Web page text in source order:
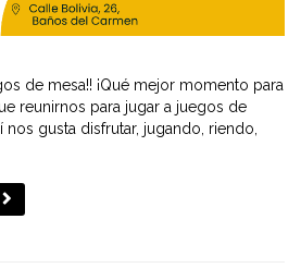
de mesa!! ¡Qué mejor momento para
reunirnos para jugar a juegos de
gusta disfrutar, jugando, riendo,